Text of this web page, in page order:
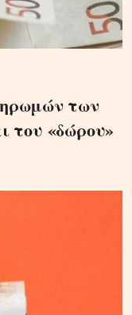
των
του «δώρου»